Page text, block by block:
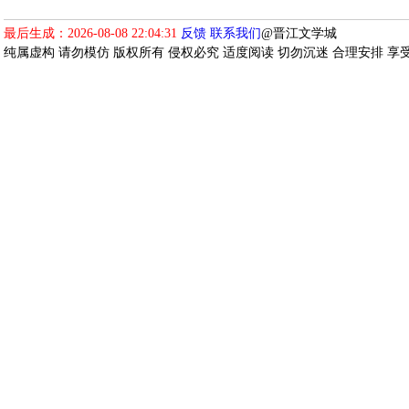
最后生成：2026-08-08 22:04:31 反馈 联系我们@晋江文学城
纯属虚构 请勿模仿 版权所有 侵权必究 适度阅读 切勿沉迷 合理安排 享